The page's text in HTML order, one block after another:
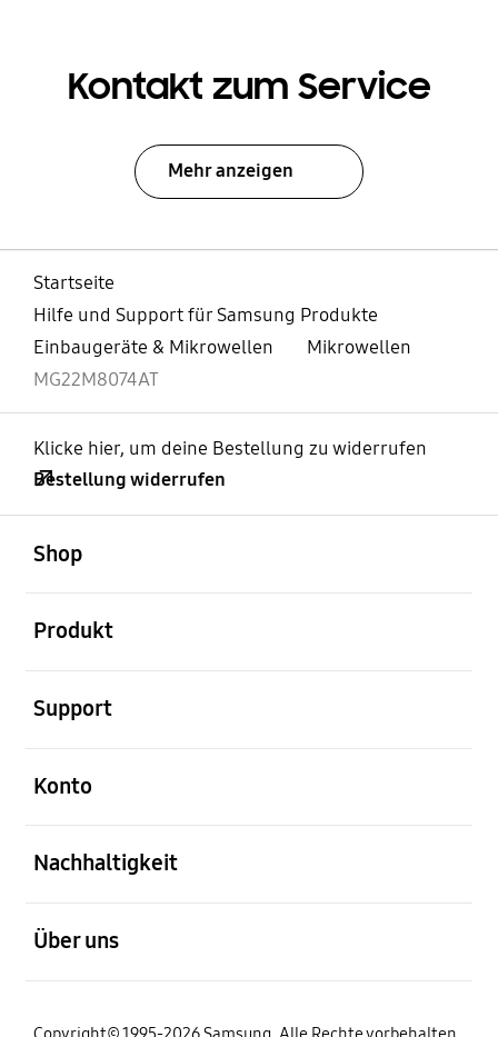
Kontakt zum Service
Mehr anzeigen
Startseite
Hilfe und Support für Samsung Produkte
Einbaugeräte & Mikrowellen
Mikrowellen
MG22M8074AT
Klicke hier, um deine Bestellung zu widerrufen
Bestellung widerrufen
Shop
Produkt
Support
Konto
Nachhaltigkeit
Über uns